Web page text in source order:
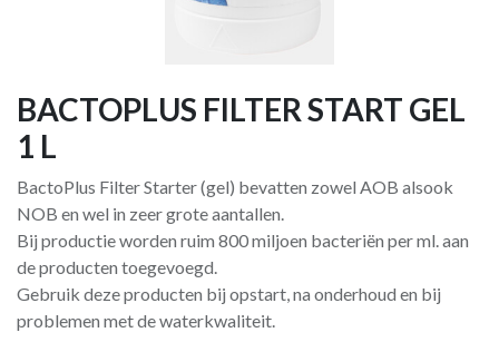
BACTOPLUS FILTER START GEL
1 L
BactoPlus Filter Starter (gel) bevatten zowel AOB alsook
NOB en wel in zeer grote aantallen.
Bij productie worden ruim 800 miljoen bacteriën per ml. aan
de producten toegevoegd.
Gebruik deze producten bij opstart, na onderhoud en bij
problemen met de waterkwaliteit.